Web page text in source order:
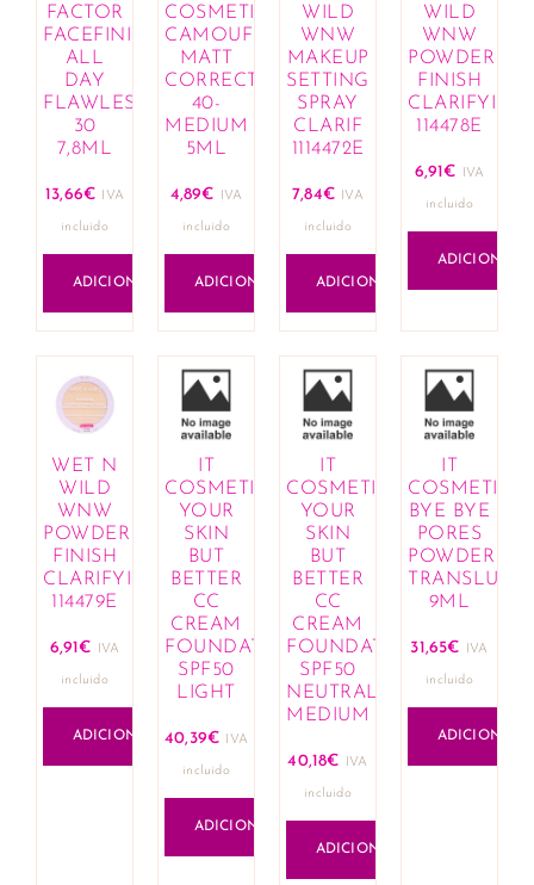
FACTOR
FACEFINITY
ALL
DAY
FLAWLESS
30
7,8ML
13,66€ IVA
incluido
ADICIONAR
COSMETICS
CAMOUFLAGE
MATT
CORRECTOR
40-
MEDIUM
5ML
4,89€ IVA
incluido
ADICIONAR
WILD
WNW
MAKEUP
SETTING
SPRAY
CLARIF
1114472E
7,84€ IVA
incluido
ADICIONAR
WILD
WNW
POWDER
FINISH
CLARIFYING
114478E
6,91€ IVA
incluido
ADICIONAR
WET N
WILD
WNW
POWDER
FINISH
CLARIFYING
114479E
6,91€ IVA
incluido
ADICIONAR
COSMETICS
YOUR
SKIN
BUT
BETTER
CC
CREAM
FOUNDATION
SPF50
LIGHT
40,39€ IVA
incluido
ADICIONAR
COSMETICS
YOUR
SKIN
BUT
BETTER
CC
CREAM
FOUNDATION
SPF50
NEUTRAL
MEDIUM
40,18€ IVA
incluido
ADICIONAR
COSMETICS
BYE BYE
PORES
POWDER
9ML
31,65€ IVA
incluido
ADICIONAR